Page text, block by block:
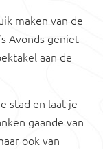
maken van de
Avonds geniet
aan de
stad en laat je
gaande van
ook van